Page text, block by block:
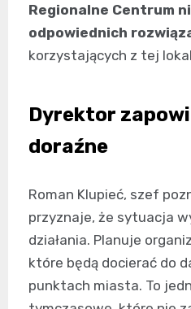
Regionalne Centrum
odpowiednich
korzystających z tej
Dyrektor
doraźne
Roman Klupieć, szef
przyznaje, że sytuacja
działania. Planuje
które będą docierać do
punktach miasta. To